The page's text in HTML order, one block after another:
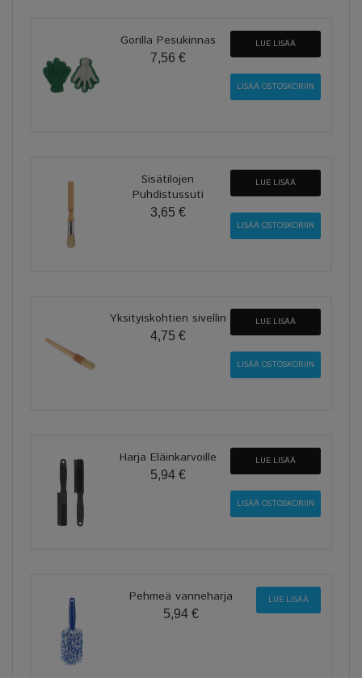
Gorilla Pesukinnas
7,56 €
LUE LISÄÄ
Sisätilojen
Puhdistussuti
3,65 €
LUE LISÄÄ
Yksityiskohtien sivellin
4,75 €
LUE LISÄÄ
Harja Eläinkarvoille
5,94 €
LUE LISÄÄ
Pehmeä vanneharja
5,94 €
LUE LISÄÄ